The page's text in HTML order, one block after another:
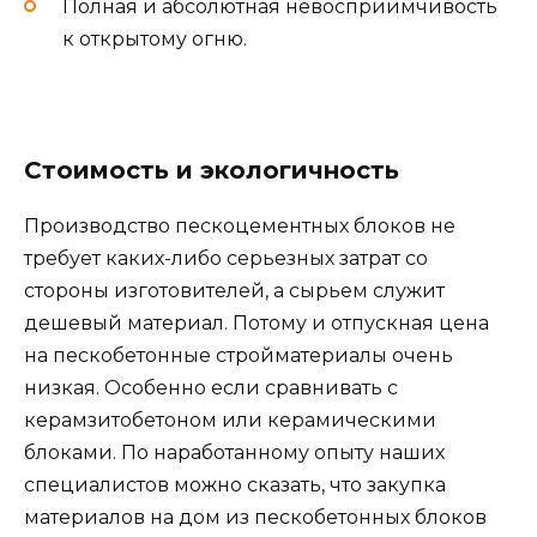
Полная и абсолютная невосприимчивость
к открытому огню.
Стоимость и экологичность
Производство пескоцементных блоков не
требует каких-либо серьезных затрат со
стороны изготовителей, а сырьем служит
дешевый материал. Потому и отпускная цена
на пескобетонные стройматериалы очень
низкая. Особенно если сравнивать с
керамзитобетоном или керамическими
блоками. По наработанному опыту наших
специалистов можно сказать, что закупка
материалов на дом из пескобетонных блоков